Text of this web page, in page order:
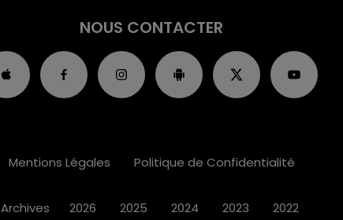
NOUS CONTACTER
Mentions Légales Politique de Confidentialité
Archives 2026 2025 2024 2023 2022